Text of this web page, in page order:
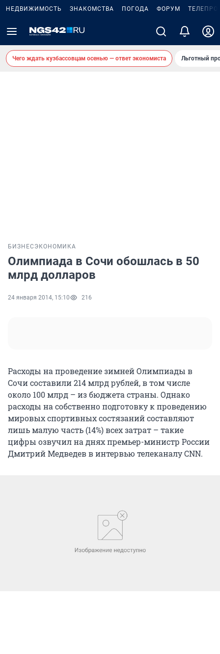
НЕДВИЖИМОСТЬ ЗНАКОМСТВА ПОГОДА ФОРУМ
Чего ждать кузбассовцам осенью — ответ экономиста Льготный
БИЗНЕС ЭКОНОМИКА
Олимпиада в Сочи обошлась в 50
млрд долларов
24 января 2014, 15:10 216
Расходы на проведение зимней Олимпиады в
Сочи составили 214 млрд рублей, в том числе
около 100 млрд – из бюджета страны. Однако
расходы на собственно подготовку к проведению
мировых спортивных состязаний составляют
лишь малую часть (14%) всех затрат – такие
цифры озвучил на днях премьер-министр России
Дмитрий Медведев в интервью телеканалу CNN.